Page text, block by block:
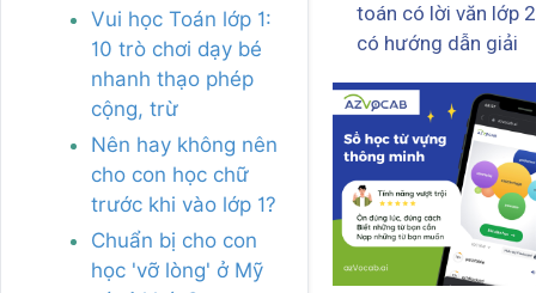
Vui học Toán lớp 1:
10 trò chơi dạy bé
nhanh thạo phép
cộng, trừ
Nên hay không nên
cho con học chữ
trước khi vào lớp 1?
Chuẩn bị cho con
học 'vỡ lòng' ở Mỹ
toán có lời văn lớp 2
có hướng dẫn giải